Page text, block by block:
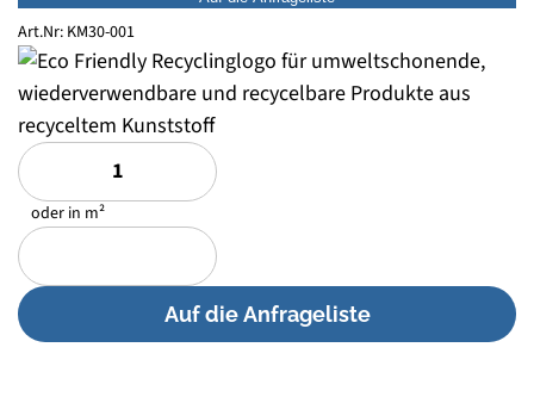
Art.Nr: KM30-001
oder in m²
Auf die Anfrageliste